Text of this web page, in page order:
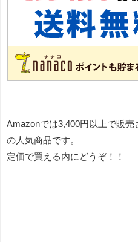
Amazonでは3,400円以上で販
の人気商品です。
定価で買える内にどうぞ！！